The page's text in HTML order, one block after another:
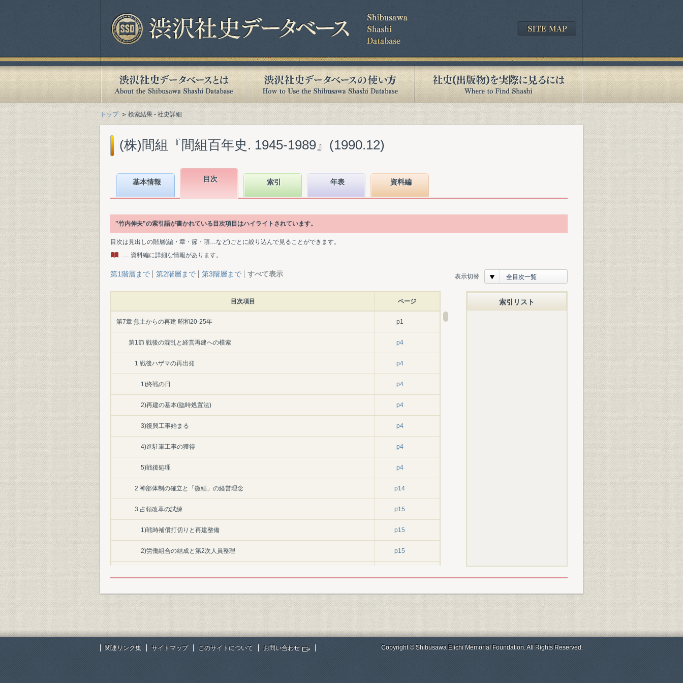
トップ 検索結果 - 社史詳細
(株)間組『間組百年史. 1945-1989』(1990.12)
基本情報 目次 索引 年表 資料編
"竹内伸夫"の索引語が書かれている目次項目はハイライトされています。
目次は見出しの階層(編・章・節・項…など)ごとに絞り込んで見ることができます。
… 資料編に詳細な情報があります。
第1階層まで 第2階層まで 第3階層まで すべて表示 表示切替 全目次一覧
目次項目 ページ
第7章 焦土からの再建 昭和20-25年 p1
第1節 戦後の混乱と経営再建への模索 p4
1 戦後ハザマの再出発 p4
1)終戦の日 p4
2)再建の基本(臨時処置法) p4
3)復興工事始まる p4
4)進駐軍工事の獲得 p4
5)戦後処理 p4
2 神部体制の確立と「微結」の経営理念 p14
3 占領改革の試練 p15
1)戦時補償打切りと再建整備 p15
2)労働組合の結成と第2次人員整理 p15
4)配下制度の廃止と現場係制発足 p15
4 占領政策の転換と経営危機突破策 p24
1)昭和23年の「経営合理化に関する決議」 p24
索引リスト
関連リンク集 サイトマップ このサイトについて お問い合わせ Copyright © Shibusawa Eiichi Memorial Foundation. All Rights Reserved.